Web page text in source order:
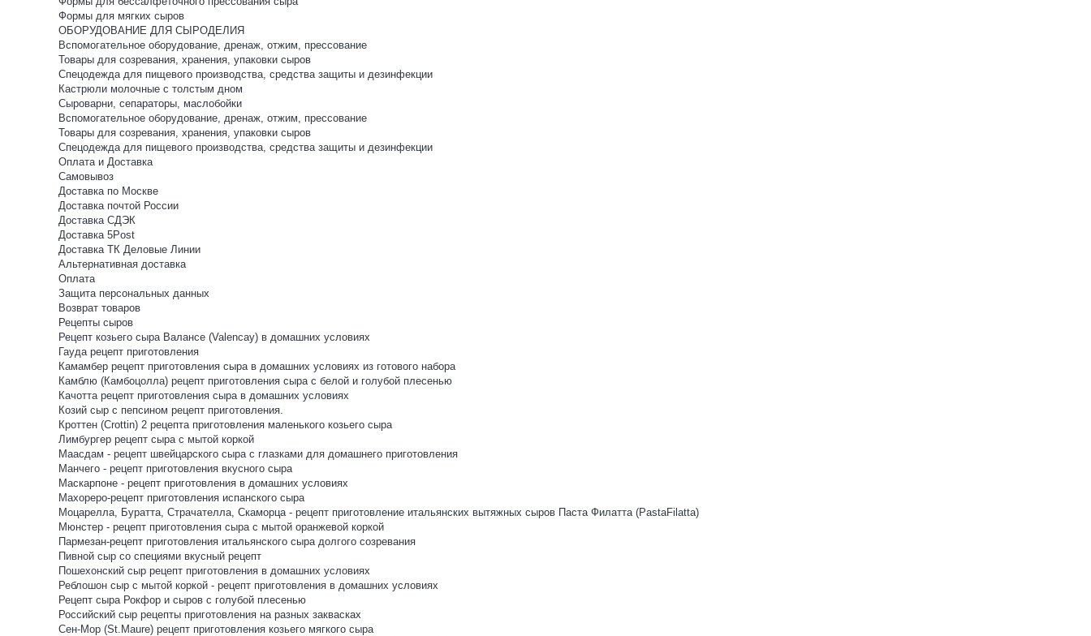
Формы для мягких сыров
ОБОРУДОВАНИЕ ДЛЯ СЫРОДЕЛИЯ
Вспомогательное оборудование, дренаж, отжим, прессование
Товары для созревания, хранения, упаковки сыров
Спецодежда для пищевого производства, средства защиты и дезинфекции
Кастрюли молочные с толстым дном
Сыроварни, сепараторы, маслобойки
Вспомогательное оборудование, дренаж, отжим, прессование
Товары для созревания, хранения, упаковки сыров
Спецодежда для пищевого производства, средства защиты и дезинфекции
Оплата и Доставка
Самовывоз
Доставка по Москве
Доставка почтой России
Доставка СДЭК
Доставка 5Post
Доставка ТК Деловые Линии
Альтернативная доставка
Оплата
Защита персональных данных
Возврат товаров
Рецепты сыров
Рецепт козьего сыра Валансе (Valencay) в домашних условиях
Гауда рецепт приготовления
Камамбер рецепт приготовления сыра в домашних условиях из готового набора
Камблю (Камбоцолла) рецепт приготовления сыра с белой и голубой плесенью
Качотта рецепт приготовления сыра в домашних условиях
Козий сыр с пепсином рецепт приготовления.
Кроттен (Crottin) 2 рецепта приготовления маленького козьего сыра
Лимбургер рецепт сыра с мытой коркой
Маасдам - рецепт швейцарского сыра с глазками для домашнего приготовления
Манчего - рецепт приготовления вкусного сыра
Маскарпоне - рецепт приготовления в домашних условиях
Махореро-рецепт приготовления испанского сыра
Моцарелла, Буратта, Страчателла, Скаморца - рецепт приготовление итальянских вытяжных сыров Паста Филатта (PastaFilatta)
Мюнстер - рецепт приготовления сыра с мытой оранжевой коркой
Пармезан-рецепт приготовления итальянского сыра долгого созревания
Пивной сыр со специями вкусный рецепт
Пошехонский сыр рецепт приготовления в домашних условиях
Реблошон сыр с мытой коркой - рецепт приготовления в домашних условиях
Рецепт сыра Рокфор и сыров с голубой плесенью
Российский сыр рецепты приготовления на разных заквасках
Сен-Мор (St.Maure) рецепт приготовления козьего мягкого сыра